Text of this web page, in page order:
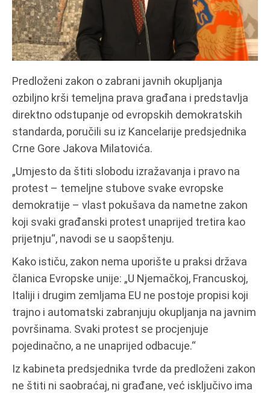
Predloženi zakon o zabrani javnih okupljanja
ozbiljno krši temeljna prava građana i predstavlja
direktno odstupanje od evropskih demokratskih
standarda, poručili su iz Kancelarije predsjednika
Crne Gore Jakova Milatovića.
„Umjesto da štiti slobodu izražavanja i pravo na
protest – temeljne stubove svake evropske
demokratije – vlast pokušava da nametne zakon
koji svaki građanski protest unaprijed tretira kao
prijetnju“, navodi se u saopštenju.
Kako ističu, zakon nema uporište u praksi država
članica Evropske unije: „U Njemačkoj, Francuskoj,
Italiji i drugim zemljama EU ne postoje propisi koji
trajno i automatski zabranjuju okupljanja na javnim
površinama. Svaki protest se procjenjuje
pojedinačno, a ne unaprijed odbacuje.“
Iz kabineta predsjednika tvrde da predloženi zakon
ne štiti ni saobraćaj, ni građane, već isključivo ima